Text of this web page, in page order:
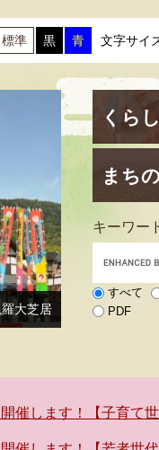
標準 黒 青 文字サイ
羅大芝居
くら
まち
キーワー
すべて
PDF
催します！【子育て